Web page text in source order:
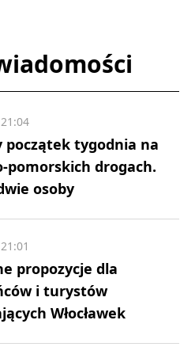
początek tygodnia na
pomorskich drogach.
osoby
propozycje dla
i turystów
Włocławek